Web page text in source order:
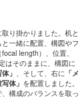
り掛かりました。机と
一緒に配置、構図やフ
length）、位置、
はそのままに、構図に
」 、そして、右に 「メ
体」 を配置しました。
構成のバランスを取っ